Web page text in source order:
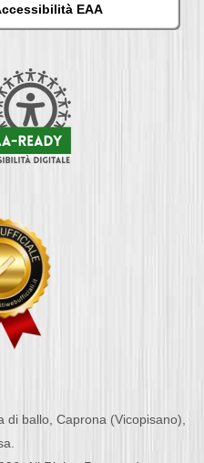
EAA
di ballo, Caprona (Vicopisano),